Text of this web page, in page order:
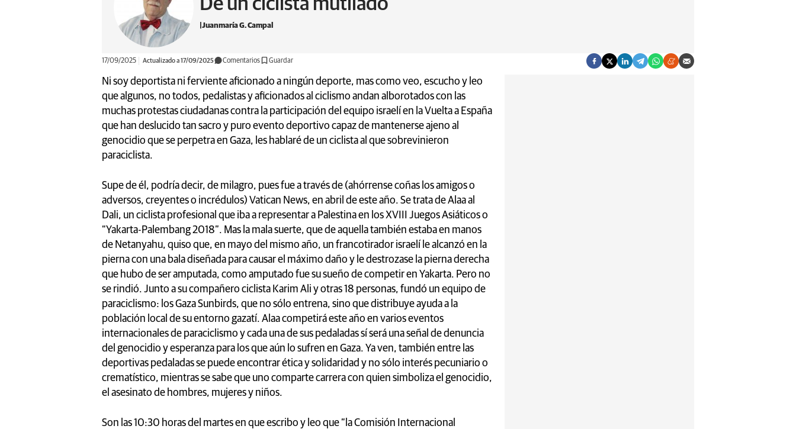
Juanmaría G. Campal
17/09/2025 Actualizado a 17/09/2025 Comentarios Guardar
Ni soy deportista ni ferviente aficionado a ningún deporte, mas como veo, escucho y leo
que algunos, no todos, pedalistas y aficionados al ciclismo andan alborotados con las
muchas protestas ciudadanas contra la participación del equipo israelí en la Vuelta a España
que han deslucido tan sacro y puro evento deportivo capaz de mantenerse ajeno al
genocidio que se perpetra en Gaza, les hablaré de un ciclista al que sobrevinieron
paraciclista.
Supe de él, podría decir, de milagro, pues fue a través de (ahórrense coñas los amigos o
adversos, creyentes o incrédulos) Vatican News, en abril de este año. Se trata de Alaa al
Dali, un ciclista profesional que iba a representar a Palestina en los XVIII Juegos Asiáticos o
“Yakarta-Palembang 2018”. Mas la mala suerte, que de aquella también estaba en manos
de Netanyahu, quiso que, en mayo del mismo año, un francotirador israelí le alcanzó en la
pierna con una bala diseñada para causar el máximo daño y le destrozase la pierna derecha
que hubo de ser amputada, como amputado fue su sueño de competir en Yakarta. Pero no
se rindió. Junto a su compañero ciclista Karim Ali y otras 18 personas, fundó un equipo de
paraciclismo: los Gaza Sunbirds, que no sólo entrena, sino que distribuye ayuda a la
población local de su entorno gazatí. Alaa competirá este año en varios eventos
internacionales de paraciclismo y cada una de sus pedaladas sí será una señal de denuncia
del genocidio y esperanza para los que aún lo sufren en Gaza. Ya ven, también entre las
deportivas pedaladas se puede encontrar ética y solidaridad y no sólo interés pecuniario o
crematístico, mientras se sabe que uno comparte carrera con quien simboliza el genocidio,
el asesinato de hombres, mujeres y niños.
Son las 10:30 horas del martes en que escribo y leo que “la Comisión Internacional